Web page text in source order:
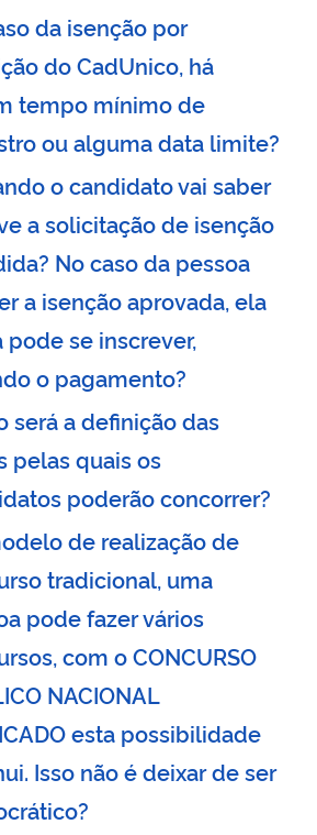
da isenção por
do CadUnico, há
tempo mínimo de
ou alguma data limite?
o candidato vai saber
a solicitação de isenção
No caso da pessoa
a isenção aprovada, ela
pode se inscrever,
o pagamento?
será a definição das
pelas quais os
poderão concorrer?
de realização de
tradicional, uma
pode fazer vários
com o CONCURSO
NACIONAL
esta possibilidade
Isso não é deixar de ser